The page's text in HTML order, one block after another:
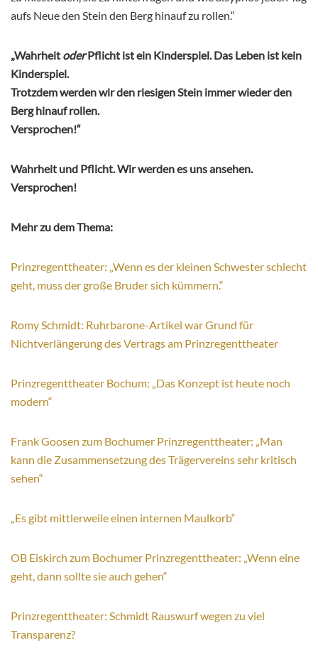
aufs Neue den Stein den Berg hinauf zu rollen.“
„Wahrheit oderPflicht ist ein Kinderspiel. Das Leben ist kein
Kinderspiel.
Trotzdem werden wir den riesigen Stein immer wieder den
Berg hinauf rollen.
Versprochen!“
Wahrheit und Pflicht. Wir werden es uns ansehen.
Versprochen!
Mehr zu dem Thema:
Prinzregenttheater: „Wenn es der kleinen Schwester schlecht
geht, muss der große Bruder sich kümmern.“
Romy Schmidt: Ruhrbarone-Artikel war Grund für
Nichtverlängerung des Vertrags am Prinzregenttheater
Prinzregenttheater Bochum: „Das Konzept ist heute noch
modern“
Frank Goosen zum Bochumer Prinzregenttheater: „Man
kann die Zusammensetzung des Trägervereins sehr kritisch
sehen“
„Es gibt mittlerweile einen internen Maulkorb“
OB Eiskirch zum Bochumer Prinzregenttheater: „Wenn eine
geht, dann sollte sie auch gehen“
Prinzregenttheater: Schmidt Rauswurf wegen zu viel
Transparenz?